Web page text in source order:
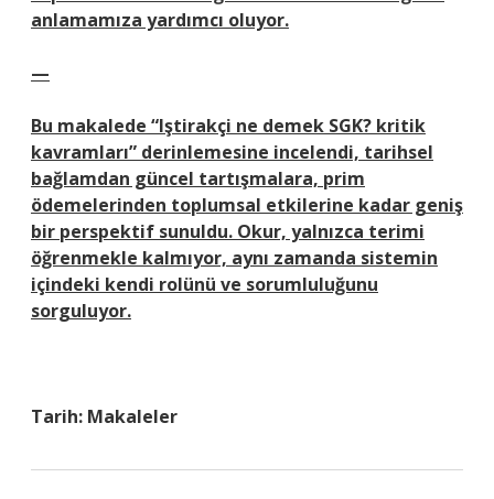
anlamamıza yardımcı oluyor.
—
Bu makalede “Iştirakçi ne demek SGK? kritik
kavramları” derinlemesine incelendi, tarihsel
bağlamdan güncel tartışmalara, prim
ödemelerinden toplumsal etkilerine kadar geniş
bir perspektif sunuldu. Okur, yalnızca terimi
öğrenmekle kalmıyor, aynı zamanda sistemin
içindeki kendi rolünü ve sorumluluğunu
sorguluyor.
Tarih: Makaleler